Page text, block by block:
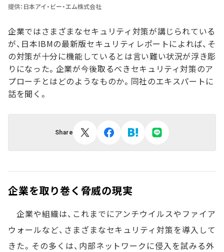
提供：日本アイ・ビー・エム株式会社
企業ではさまざまなセキュリティ対策が講じられている
が、日本IBMの最新版セキュリティレポートによれば、そ
の対策が十分に機能しているとは言い難い状況が浮き彫
りになった。企業が今後取るべきセキュリティ対策のア
プローチとはどのようなものか。同社のエキスパートに
話を聞く。
Share
企業を取り巻く脅威の現実
企業や組織は、これまでにアンチウイルスやファイア
ウォールなど、さまざまなセキュリティ対策を導入して
きた。その多くは、内部ネットワークに侵入を試みる外